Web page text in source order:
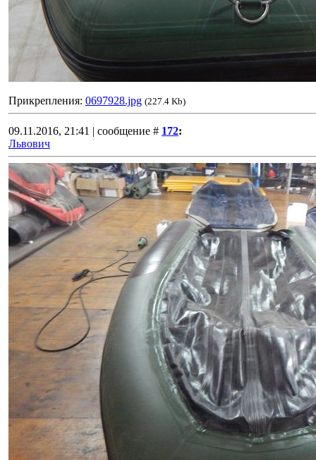
Прикрепления: 0697928.jpg (227.4 Kb)
09.11.2016, 21:41 | сообщение # 172:
Львович